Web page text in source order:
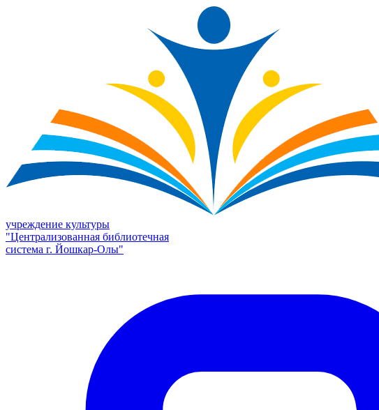
учреждение культуры
"Централизованная библиотечная
система г. Йошкар-Олы"